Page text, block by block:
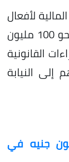
لأفعال
الغسل التي قام بها التشكيل بنحو 100 مليون
القانونية
إلى النيابة
عملة غسل 30 مليون جنيه في